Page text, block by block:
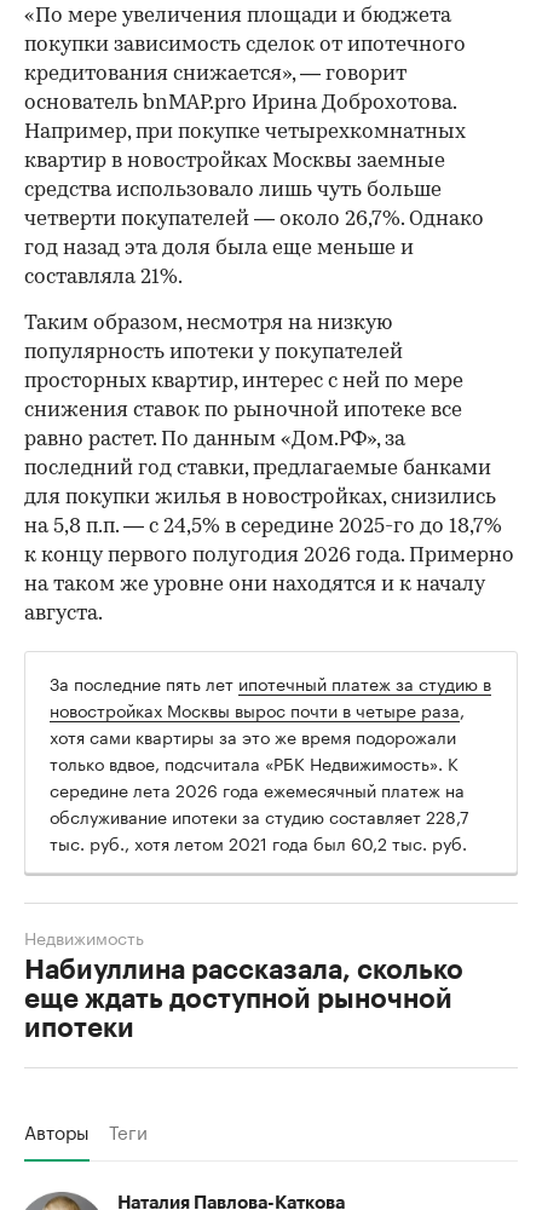
«По мере увеличения площади и бюджета
покупки зависимость сделок от ипотечного
кредитования снижается», — говорит
основатель bnMAP.pro Ирина Доброхотова.
Например, при покупке четырехкомнатных
квартир в новостройках Москвы заемные
средства использовало лишь чуть больше
четверти покупателей — около 26,7%. Однако
год назад эта доля была еще меньше и
составляла 21%.
Таким образом, несмотря на низкую
популярность ипотеки у покупателей
просторных квартир, интерес с ней по мере
снижения ставок по рыночной ипотеке все
равно растет. По данным «Дом.РФ», за
последний год ставки, предлагаемые банками
для покупки жилья в новостройках, снизились
на 5,8 п.п. — с 24,5% в середине 2025-го до 18,7%
к концу первого полугодия 2026 года. Примерно
на таком же уровне они находятся и к началу
августа.
За последние пять лет ипотечный платеж за студию в
новостройках Москвы вырос почти в четыре раза,
хотя сами квартиры за это же время подорожали
только вдвое, подсчитала «РБК Недвижимость». К
середине лета 2026 года ежемесячный платеж на
обслуживание ипотеки за студию составляет 228,7
тыс. руб., хотя летом 2021 года был 60,2 тыс. руб.
Набиуллина рассказала, сколько
еще ждать доступной рыночной
ипотеки
Недвижимость
Авторы Теги
Наталия Павлова-Каткова